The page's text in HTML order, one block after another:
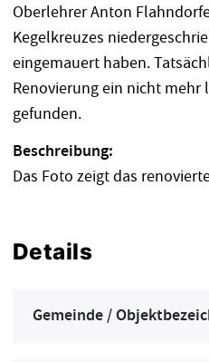
Oberlehrer Anton
Kegelkreuzes
eingemauert haben.
Renovierung ein nicht mehr
gefunden.
Beschreibung:
Das Foto zeigt das
Details
Gemeinde /